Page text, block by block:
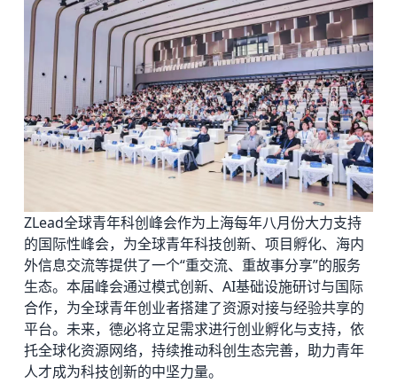
ZLead全球青年科创峰会作为上海每年八月份大力支持
的国际性峰会，为全球青年科技创新、项目孵化、海内
外信息交流等提供了一个“重交流、重故事分享”的服务
生态。本届峰会通过模式创新、AI基础设施研讨与国际
合作，为全球青年创业者搭建了资源对接与经验共享的
平台。未来，德必将立足需求进行创业孵化与支持，依
托全球化资源网络，持续推动科创生态完善，助力青年
人才成为科技创新的中坚力量。